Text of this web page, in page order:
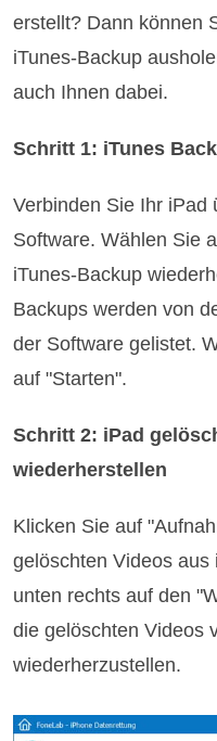
erstellt? Dann können
iTunes-Backup
auch Ihnen dabei.
Schritt 1: iTunes
Verbinden Sie Ihr iPad
Software. Wählen Sie
iTunes-Backup
Backups werden von
der Software gelistet.
auf "Starten".
Schritt 2: iPad
wiederherstellen
Klicken Sie auf
gelöschten Videos
unten rechts auf den
die gelöschten Videos
wiederherzustellen.